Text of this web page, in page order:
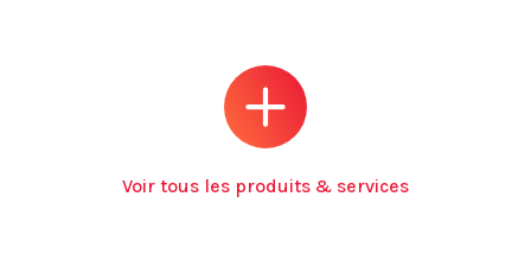
Voir tous les produits & services